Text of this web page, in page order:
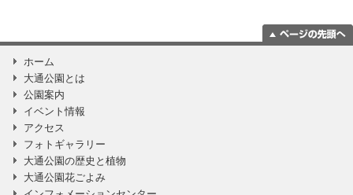
ホーム
大通公園とは
公園案内
イベント情報
アクセス
フォトギャラリー
大通公園の歴史と植物
大通公園花ごよみ